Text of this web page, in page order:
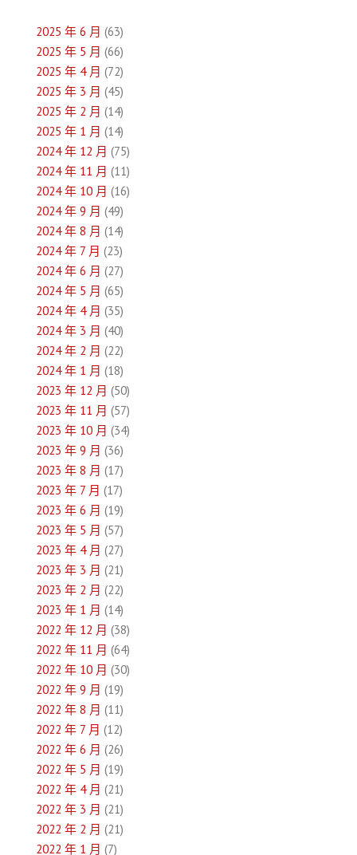
覽2025 年 6 月 (63)
2025 年 5 月 (66)
2025 年 4 月 (72)
2025 年 3 月 (45)
2025 年 2 月 (14)
2025 年 1 月 (14)
2024 年 12 月 (75)
2024 年 11 月 (11)
2024 年 10 月 (16)
2024 年 9 月 (49)
2024 年 8 月 (14)
2024 年 7 月 (23)
2024 年 6 月 (27)
2024 年 5 月 (65)
2024 年 4 月 (35)
2024 年 3 月 (40)
2024 年 2 月 (22)
2024 年 1 月 (18)
2023 年 12 月 (50)
2023 年 11 月 (57)
2023 年 10 月 (34)
2023 年 9 月 (36)
2023 年 8 月 (17)
2023 年 7 月 (17)
2023 年 6 月 (19)
2023 年 5 月 (57)
2023 年 4 月 (27)
2023 年 3 月 (21)
2023 年 2 月 (22)
2023 年 1 月 (14)
2022 年 12 月 (38)
2022 年 11 月 (64)
2022 年 10 月 (30)
2022 年 9 月 (19)
2022 年 8 月 (11)
2022 年 7 月 (12)
2022 年 6 月 (26)
2022 年 5 月 (19)
2022 年 4 月 (21)
2022 年 3 月 (21)
2022 年 2 月 (21)
2022 年 1 月 (7)